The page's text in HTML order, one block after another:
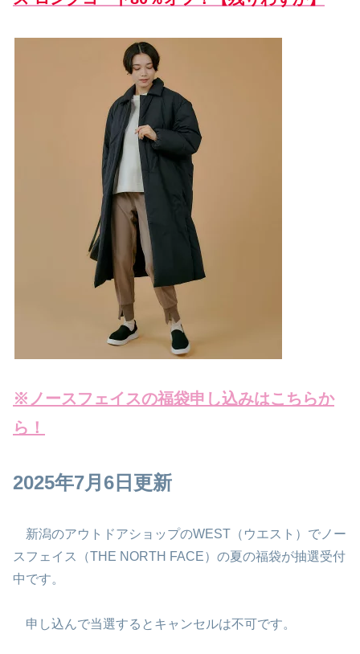
※ ノースフェイスの福袋申し込みはこちらか
ら！
2025年7月6日更新
新潟のアウトドアショップのWEST（ウエスト）でノー
スフェイス（THE NORTH FACE）の夏の福袋が抽選受付
中です。
申し込んで当選するとキャンセルは不可です。